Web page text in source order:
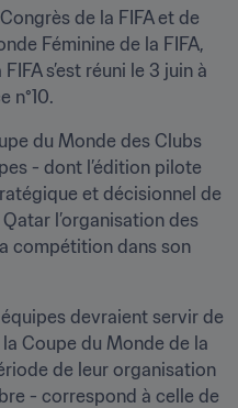
de la FIFA et de
Féminine de la FIFA,
s’est réuni le 3 juin à
n°10.
du Monde des Clubs
- dont l’édition pilote
et décisionnel de
l’organisation des
compétition dans son
devraient servir de
Coupe du Monde de la
de leur organisation
- correspond à celle de